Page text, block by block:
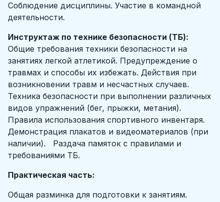
Соблюдение дисциплины. Участие в командной
деятельности.
Инструктаж по технике безопасности (ТБ):
Общие требования техники безопасности на
занятиях легкой атлетикой. Предупреждение о
травмах и способы их избежать. Действия при
возникновении травм и несчастных случаев.
Техника безопасности при выполнении различных
видов упражнений (бег, прыжки, метания).
Правила использования спортивного инвентаря.
Демонстрация плакатов и видеоматериалов (при
наличии). Раздача памяток с правилами и
требованиями ТБ.
Практическая часть:
Общая разминка для подготовки к занятиям.